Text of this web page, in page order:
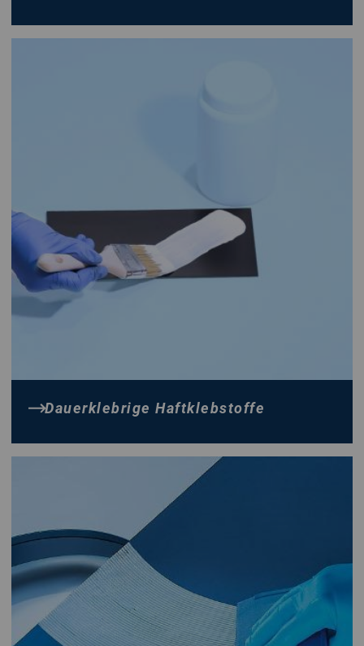
abflüften/trocknen und dann innerhalb der vorgegebenen
von geeigneten Auspresspistolen und statischen
Mischrohren die Verarbeitung.
Wässrige Systeme, Dispersionen, auch Leime genannt,
können nur eingesetzt werden, wenn mindestens ein
Werkstoff das Wasser aufnehmen, bzw. dieses
Wasser ausdiffundieren kann.
verhalten sich wie reaktive 1-Komponenten-Klebstoffe.
Anaerobe Klebstoffe härten unter Sauerstoffabschluß aus.
Bei allen voran genannten Klebstoffarten kann es in
einzelnen Fällen von dieser Beschreibung abweichende
Dauerklebrige Haftklebstoffe